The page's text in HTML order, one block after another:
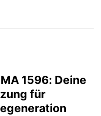
1596: Deine
für